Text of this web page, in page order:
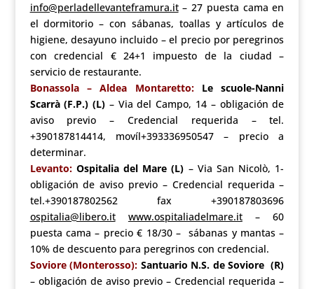
info@perladellevanteframura.it– 27 puesta cama en
el dormitorio – con sábanas, toallas y artículos de
higiene, desayuno incluido – el precio por peregrinos
con credencial € 24+1 impuesto de la ciudad –
servicio de restaurante.
Bonassola – Aldea Montaretto:Le scuole-Nanni
Scarrà (F.P.) (L) – Via del Campo, 14 – obligación de
aviso previo – Credencial requerida – tel.
+390187814414, movíl+393336950547 – precio a
determinar.
Levanto:Ospitalia del Mare (L) – Via San Nicolò, 1-
obligación de aviso previo – Credencial requerida –
tel.+390187802562 fax +390187803696
ospitalia@libero.it
www.ospitaliadelmare.it– 60
puesta cama – precio € 18/30 – sábanas y mantas –
10% de descuento para peregrinos con credencial.
Soviore (Monterosso): Santuario N.S. de Soviore (R)
– obligación de aviso previo – Credencial requerida –